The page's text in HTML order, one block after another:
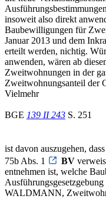
insoweit also direkt
Baubewilligungen für
Januar 2013 und dem
erteilt werden, nichtig.
anwenden, wären ab
Zweitwohnungen in der
Zweitwohnungsanteil der
Vielmehr
BGE 139 II 243 S. 251
ist davon auszugehen,
75b Abs. 1
BV
entnehmen ist, welche
WALDMANN,